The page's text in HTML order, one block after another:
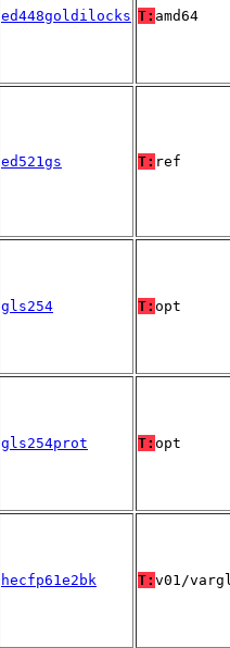
ed448goldilocks T: amd64
ed521gs T: ref
gls254 T: opt
gls254prot T: opt
hecfp61e2bk T: v01/